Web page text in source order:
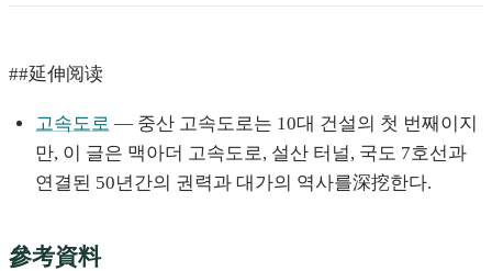
##延伸阅读
고속도로 — 중산 고속도로는 10대 건설의 첫 번째이지
만, 이 글은 맥아더 고속도로, 설산 터널, 국도 7호선과
연결된 50년간의 권력과 대가의 역사를深挖한다.
參考資料